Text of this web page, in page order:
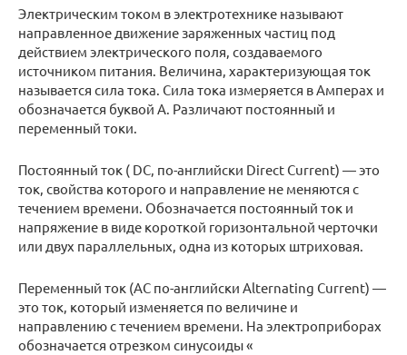
Электрическим током в электротехнике называют
направленное движение заряженных частиц под
действием электрического поля, создаваемого
источником питания. Величина, характеризующая ток
называется сила тока. Сила тока измеряется в Амперах и
обозначается буквой А. Различают постоянный и
переменный токи.
Постоянный ток ( DC, по-английски Direct Current) — это
ток, свойства которого и направление не меняются с
течением времени. Обозначается постоянный ток и
напряжение в виде короткой горизонтальной черточки
или двух параллельных, одна из которых штриховая.
Переменный ток (AC по-английски Alternating Current) —
это ток, который изменяется по величине и
направлению с течением времени. На электроприборах
обозначается отрезком синусоиды «